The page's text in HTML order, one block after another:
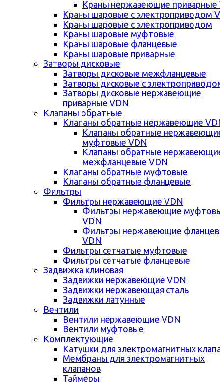
Краны нержавеющие приварные
Краны шаровые с электроприводом
Краны шаровые с электроприводом
Краны шаровые муфтовые
Краны шаровые фланцевые
Краны шаровые приварные
Затворы дисковые
Затворы дисковые межфланцевые
Затворы дисковые с
Затворы дисковые нержавеющие
приварные VDN
Клапаны обратные
Клапаны обратные нержавеющие
Клапаны обратные
муфтовые VDN
Клапаны обратные
межфланцевые VDN
Клапаны обратные муфтовые
Клапаны обратные фланцевые
Фильтры
Фильтры нержавеющие VDN
Фильтры нержавеющие
VDN
Фильтры нержавеющие
VDN
Фильтры сетчатые муфтовые
Фильтры сетчатые фланцевые
Задвижка клиновая
Задвижки нержавеющие VDN
Задвижки нержавеющая сталь
Задвижки латунные
Вентили
Вентили нержавеющие VDN
Вентили муфтовые
Комплектующие
Катушки для электромагнитных
Мембраны для электромагнитных
клапанов
Таймеры